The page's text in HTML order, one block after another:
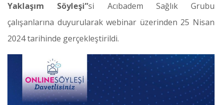
Yaklaşım Söyleşi”si Acıbadem Sağlık Grubu
çalışanlarına duyurularak webinar üzerinden 25 Nisan
2024 tarihinde gerçekleştirildi.